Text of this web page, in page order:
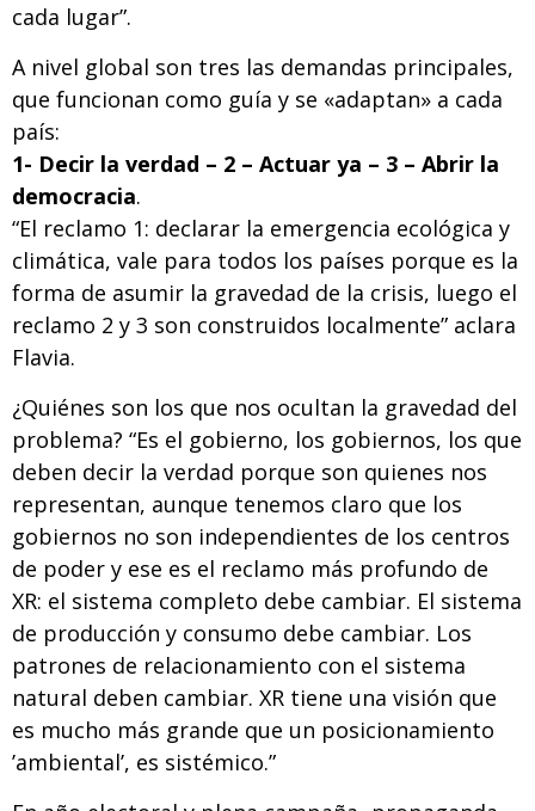
cada lugar”.
A nivel global son tres las demandas principales,
que funcionan como guía y se «adaptan» a cada
país:
1- Decir la verdad – 2 – Actuar ya – 3 – Abrir la
democracia.
“El reclamo 1: declarar la emergencia ecológica y
climática, vale para todos los países porque es la
forma de asumir la gravedad de la crisis, luego el
reclamo 2 y 3 son construidos localmente” aclara
Flavia.
¿Quiénes son los que nos ocultan la gravedad del
problema? “Es el gobierno, los gobiernos, los que
deben decir la verdad porque son quienes nos
representan, aunque tenemos claro que los
gobiernos no son independientes de los centros
de poder y ese es el reclamo más profundo de
XR: el sistema completo debe cambiar. El sistema
de producción y consumo debe cambiar. Los
patrones de relacionamiento con el sistema
natural deben cambiar. XR tiene una visión que
es mucho más grande que un posicionamiento
’ambiental’, es sistémico.”